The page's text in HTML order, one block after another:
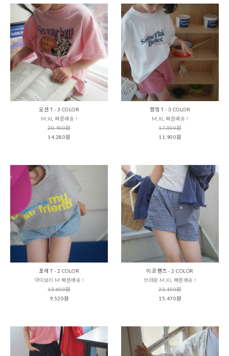
오션 T - 3 COLOR
M,XL 빠른배송 !
20,400원
14,280원
썸띵 T - 3 COLOR
M,XL 빠른배송 !
17,000원
11,900원
포레 T - 2 COLOR
아이보리 M 빠른배송 !
13,600원
9,520원
미코 팬츠 - 2 COLOR
브라운 M,XL 빠른배송 !
22,100원
15,470원